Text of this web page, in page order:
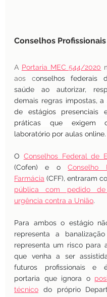
Conselhos Profissionais
A Portaria MEC 544/2020
aos conselhos federais
saúde ao autorizar,
demais regras impostas, a
de estágios presenciais
práticas que
laboratório por aulas online.
O Conselhos Federal de
(Cofen) e o
Conselho
Farmácia (CFF), entraram
pública com pedido
urgência contra a União.
Para ambos o estágio
representa a
representa um risco para
que venha a ser
futuros profissionais
portaria que ignora o
técnico do próprio